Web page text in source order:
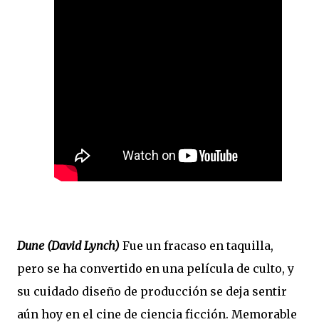
Dune (David Lynch) Fue un fracaso en taquilla,
pero se ha convertido en una película de culto, y
su cuidado diseño de producción se deja sentir
aún hoy en el cine de ciencia ficción. Memorable